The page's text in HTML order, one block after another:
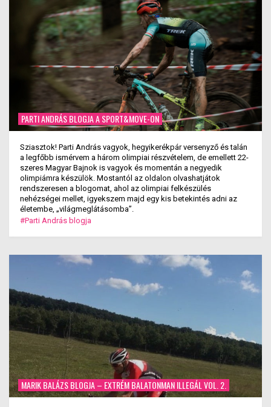
PARTI ANDRÁS BLOGJA A SPORT&MOVE-ON
Sziasztok! Parti András vagyok, hegyikerékpár versenyző és talán
a legfőbb ismérvem a három olimpiai részvételem, de emellett 22-
szeres Magyar Bajnok is vagyok és momentán a negyedik
olimpiámra készülök. Mostantól az oldalon olvashatjátok
rendszeresen a blogomat, ahol az olimpiai felkészülés
nehézségei mellet, igyekszem majd egy kis betekintés adni az
életembe, „világmeglátásomba”.
#Parti András blogja
MARIK BALÁZS BLOGJA – EXTRÉM BALATONMAN ILLEGÁL VOL. 2.